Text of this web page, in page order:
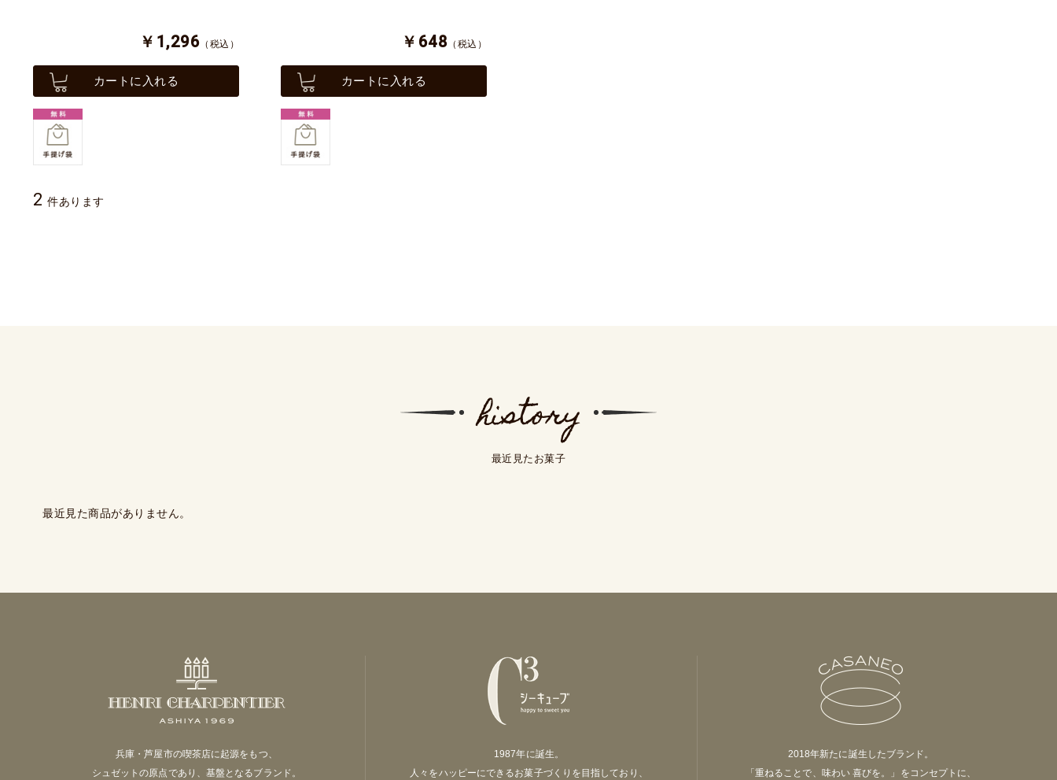
￥1,296 （税込）
カートに入れる
￥648 （税込）
カートに入れる
2 件あります
最近見たお菓子
最近見た商品がありません。
兵庫・芦屋市の喫茶店に起源をもつ、
シュゼットの原点であり、基盤となるブランド。
1987年に誕生。
人々をハッピーにできるお菓子づくりを目指しており、
2018年新たに誕生したブランド。
「重ねることで、味わい 喜びを。」をコンセプトに、